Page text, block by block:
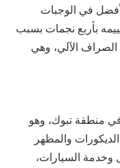
في الوجبات
بأربع نجمات بسبب
الآلي، وهي
منطقة تبوك، وهو
والمظهر
وخدمة السيارات،